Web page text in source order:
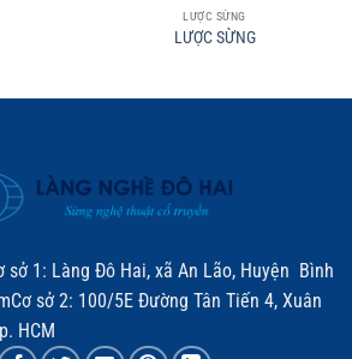
LƯỢC SỪNG
LƯỢC SỪNG
sở 1: Làng Đô Hai, xã An Lão, Huyện Bình
sở 2: 100/5E Đường Tân Tiến 4, Xuân
HCM